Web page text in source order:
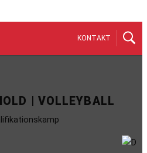
KONTAKT
| VOLLEYBALL